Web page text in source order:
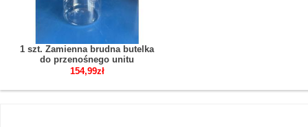
1 szt. Zamienna brudna butelka
do przenośnego unitu
stomatologicznego Greeloy
154,99zł